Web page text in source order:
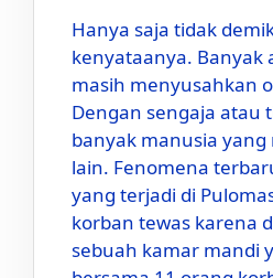
Hanya saja tidak
kenyataanya. Banyak
masih menyusahkan
Dengan sengaja atau
banyak manusia
lain. Fenomena
yang terjadi di
korban tewas karena
sebuah kamar mandi